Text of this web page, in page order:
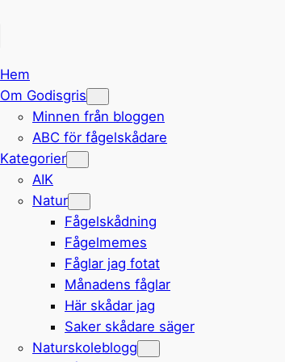
Hem
Om Godisgris
Minnen från bloggen
ABC för fågelskådare
Kategorier
AIK
Natur
Fågelskådning
Fågelmemes
Fåglar jag fotat
Månadens fåglar
Här skådar jag
Saker skådare säger
Naturskoleblogg